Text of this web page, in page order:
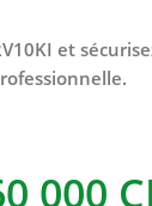
et
000